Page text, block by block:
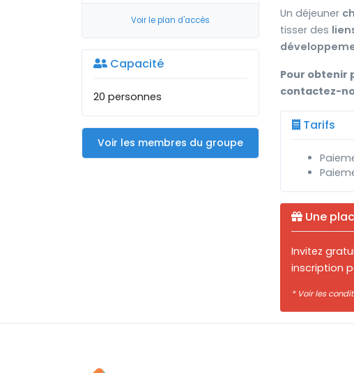
Voir le plan d'accès
Capacité
20 personnes
Voir les membres du groupe
Un déjeuner
tisser des
Pour obtenir
contactez-
Tarifs
Une
Invitez
inscription
* Voir les